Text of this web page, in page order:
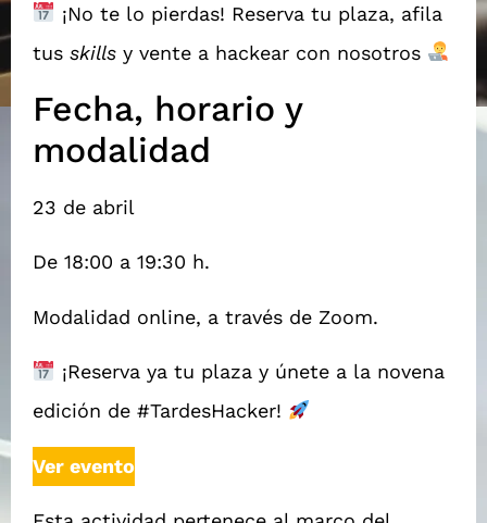
¡No te lo pierdas! Reserva tu plaza, afila
tus skills y vente a hackear con nosotros
Fecha, horario y
modalidad
23 de abril
De 18:00 a 19:30 h.
Modalidad online, a través de Zoom.
¡Reserva ya tu plaza y únete a la novena
edición de #TardesHacker!
Ver evento